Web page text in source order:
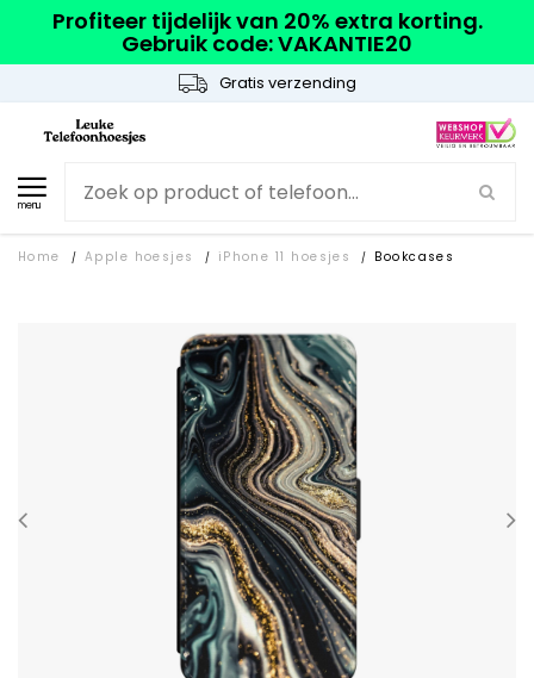
Profiteer tijdelijk van 20% extra korting.
Gebruik code: VAKANTIE20
Gratis verzending
menu
Home / Apple hoesjes / iPhone 11 hoesjes / Bookcases